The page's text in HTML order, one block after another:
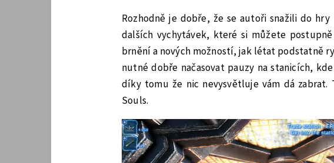
Rozhodně je dobře, že se autoři snažili do
dalších vychytávek, které si můžete
brnění a nových možností, jak létat podstatně
nutné dobře načasovat pauzy na stanicích,
díky tomu že nic nevysvětluje vám dá
Souls.